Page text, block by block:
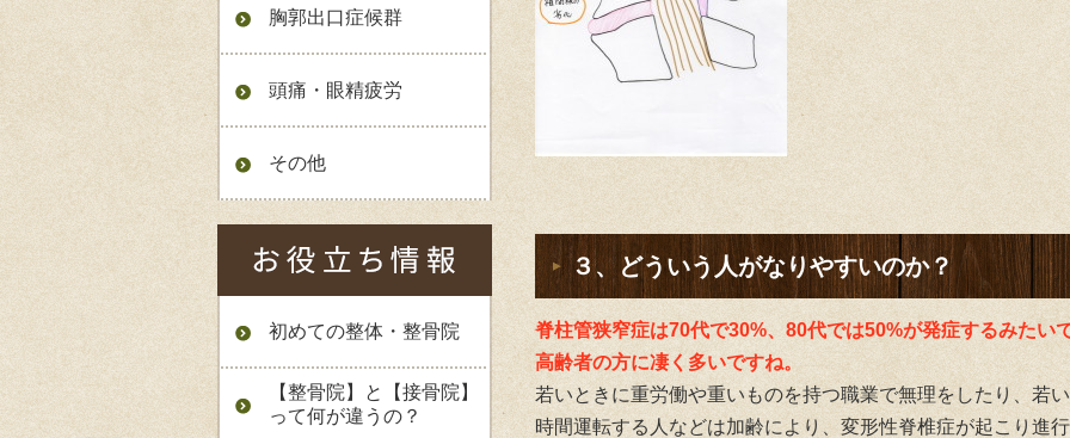
胸郭出口症候群
頭痛・眼精疲労
その他
初めての整体・整骨院
【整骨院】と【接骨院】
って何が違うの？
３、どういう人がなりやすいのか？
脊柱管狭窄症は70代で30%、80代では50%が発症するみたい
高齢者の方に凄く多いですね。
若いときに重労働や重いものを持つ職業で無理をしたり、若
時間運転する人などは加齢により、変形性脊椎症が起こり進